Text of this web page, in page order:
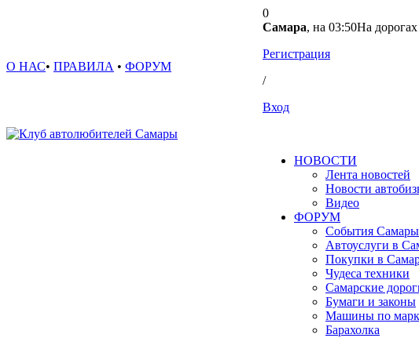
О НАС• ПРАВИЛА • ФОРУМ
0
Самара, на 03:50На
Регистрация
/
Вход
НОВОСТИ
Лента новостей
Новости
Видео
ФОРУМ
События Самары
Автоуслуги в
Покупки в
Чудеса техники
Самарские
Бумаги и законы
Машины по
Барахолка